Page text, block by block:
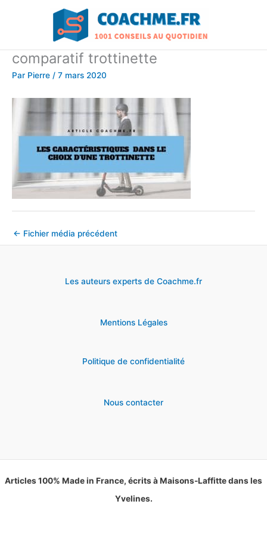
comparatif trottinette
Par Pierre / 7 mars 2020
← Fichier média précédent
Les auteurs experts de Coachme.fr
Mentions Légales
Politique de confidentialité
Nous contacter
Articles 100% Made in France, écrits à Maisons-Laffitte dans les
Yvelines.